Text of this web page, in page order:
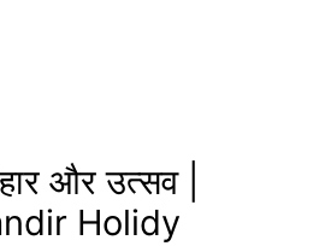
और उत्सव |
Holidy